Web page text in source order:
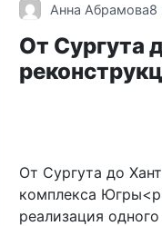
Анна Абрамова8
От Сургута
От Сургута до
комплекса
реализация